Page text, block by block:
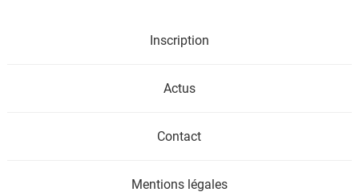
Inscription
Actus
Contact
Mentions légales